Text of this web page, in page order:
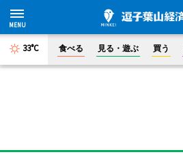
33°C 食べる 見る・遊ぶ 買う